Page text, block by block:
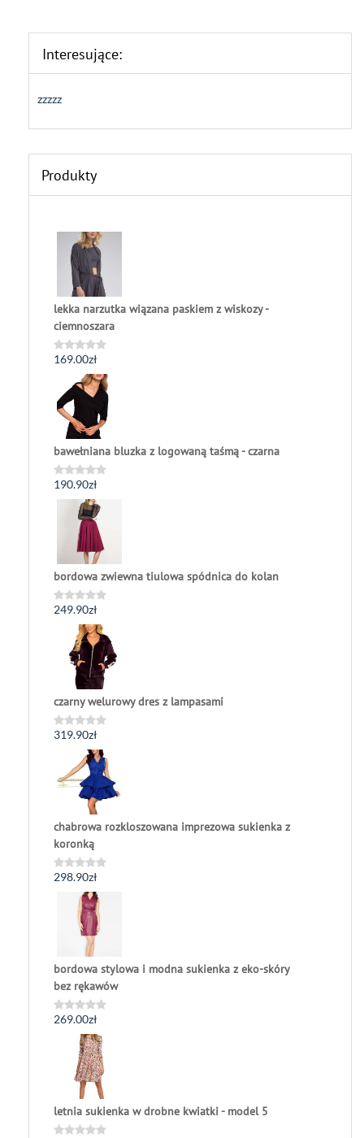
Interesujące:
zzzzz
Produkty
lekka narzutka wiązana paskiem z wiskozy -
ciemnoszara
Oceniono
169.00zł
bawełniana bluzka z logowaną taśmą - czarna
Oceniono
190.90zł
bordowa zwiewna tiulowa spódnica do kolan
Oceniono
249.90zł
czarny welurowy dres z lampasami
Oceniono
319.90zł
chabrowa rozkloszowana imprezowa sukienka z
koronką
Oceniono
298.90zł
bordowa stylowa i modna sukienka z eko-skóry
bez rękawów
Oceniono
269.00zł
letnia sukienka w drobne kwiatki - model 5